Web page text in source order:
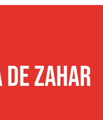
de zahar